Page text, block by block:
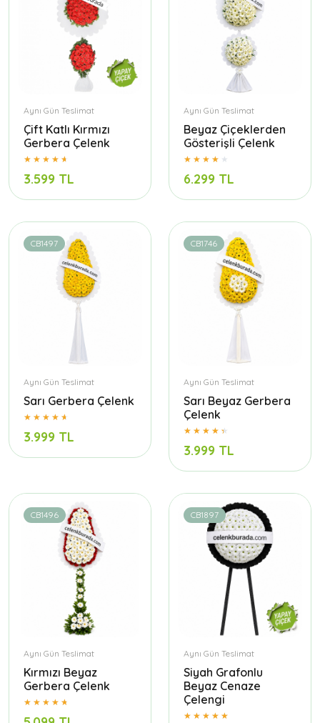
Aynı Gün Teslimat
Çift Katlı Kırmızı
Gerbera Çelenk
3.599 TL
Aynı Gün Teslimat
Beyaz Çiçeklerden
Gösterişli Çelenk
6.299 TL
CB1497
Aynı Gün Teslimat
Sarı Gerbera Çelenk
3.999 TL
CB1746
Aynı Gün Teslimat
Sarı Beyaz Gerbera
Çelenk
3.999 TL
CB1496
Aynı Gün Teslimat
Kırmızı Beyaz
Gerbera Çelenk
CB1897
Aynı Gün Teslimat
Siyah Grafonlu
Beyaz Cenaze
Çelengi